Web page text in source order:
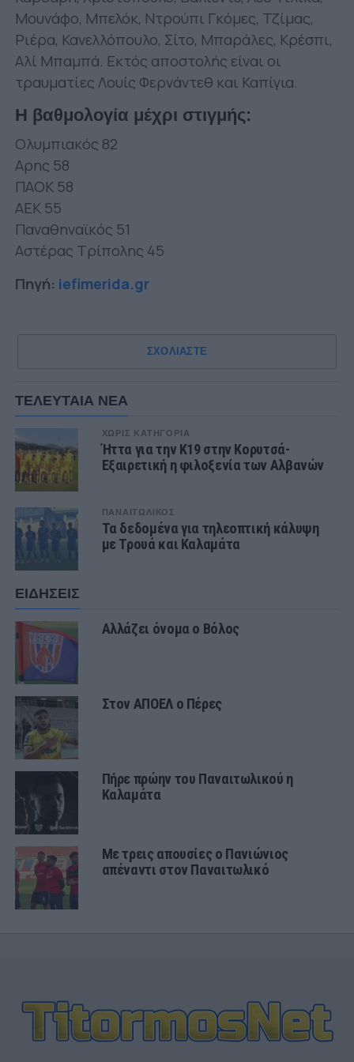
Μουνάφο, Μπελόκ, Ντρούπι Γκόμες, Τζίμας,
Ριέρα, Κανελλόπουλο, Σίτο, Μπαράλες, Κρέσπι,
Αλί Μπαμπά. Εκτός αποστολής είναι οι
τραυματίες Λουίς Φερνάντεθ και Καπίγια.
Η βαθμολογία μέχρι στιγμής:
Ολυμπιακός 82
Αρης 58
ΠΑΟΚ 58
ΑΕΚ 55
Παναθηναϊκός 51
Αστέρας Τρίπολης 45
Πηγή: iefimerida.gr
ΣΧΟΛΙΑΣΤΕ
ΤΕΛΕΥΤΑΙΑ ΝΕΑ
ΧΩΡΊΣ ΚΑΤΗΓΟΡΊΑ
Ήττα για την Κ19 στην Κορυτσά-
Εξαιρετική η φιλοξενία των Αλβανών
ΠΑΝΑΙΤΩΛΙΚΟΣ
Τα δεδομένα για τηλεοπτική κάλυψη
με Τρουά και Καλαμάτα
ΕΙΔΗΣΕΙΣ
Αλλάζει όνομα ο Βόλος
Στον ΑΠΟΕΛ ο Πέρες
Πήρε πρώην του Παναιτωλικού η
Καλαμάτα
Με τρεις απουσίες ο Πανιώνιος
απέναντι στον Παναιτωλικό